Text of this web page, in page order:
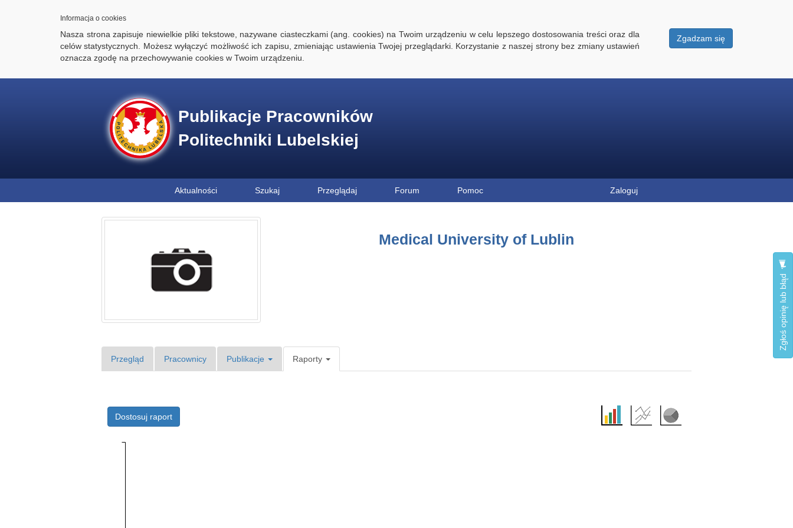
Informacja o cookies
Zgadzam się
Nasza strona zapisuje niewielkie pliki tekstowe, nazywane ciasteczkami (ang. cookies) na Twoim urządzeniu w celu lepszego dostosowania treści oraz dla
celów statystycznych. Możesz wyłączyć możliwość ich zapisu, zmieniając ustawienia Twojej przeglądarki. Korzystanie z naszej strony bez zmiany ustawień
oznacza zgodę na przechowywanie cookies w Twoim urządzeniu.
Publikacje Pracowników
Politechniki Lubelskiej
Aktualności Szukaj Przeglądaj Forum Pomoc Zaloguj
Zgłoś opinię lub błąd
Medical University of Lublin
Przegląd Pracownicy Publikacje Raporty
Dostosuj raport